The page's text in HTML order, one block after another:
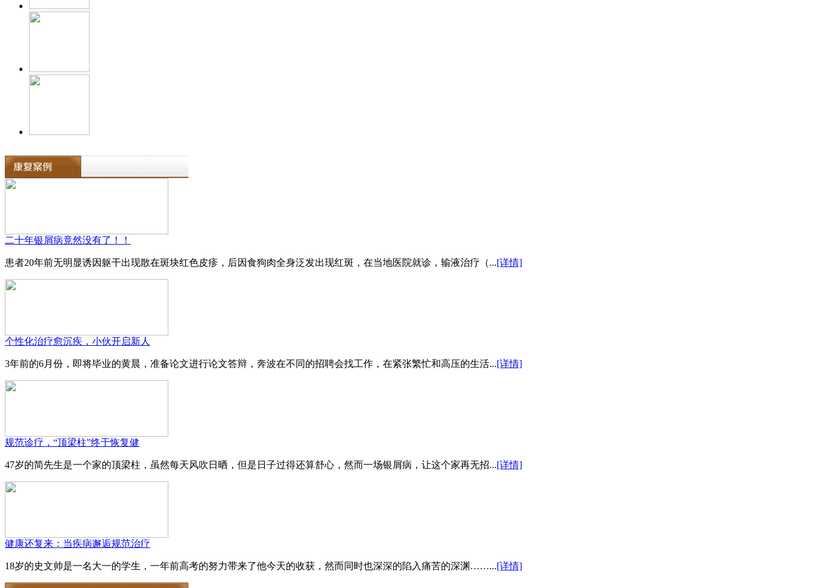
二十年银屑病竟然没有了！！
患者20年前无明显诱因躯干出现散在斑块红色皮疹，后因食狗肉全身泛发出现红斑，在当地医院就诊，输液治疗（...[详情]
个性化治疗愈沉疾，小伙开启新人
3年前的6月份，即将毕业的黄晨，准备论文进行论文答辩，奔波在不同的招聘会找工作，在紧张繁忙和高压的生活...[详情]
规范诊疗，“顶梁柱”终于恢复健
47岁的简先生是一个家的顶梁柱，虽然每天风吹日晒，但是日子过得还算舒心，然而一场银屑病，让这个家再无招...[详情]
健康还复来：当疾病邂逅规范治疗
18岁的史文帅是一名大一的学生，一年前高考的努力带来了他今天的收获，然而同时也深深的陷入痛苦的深渊……...[详情]